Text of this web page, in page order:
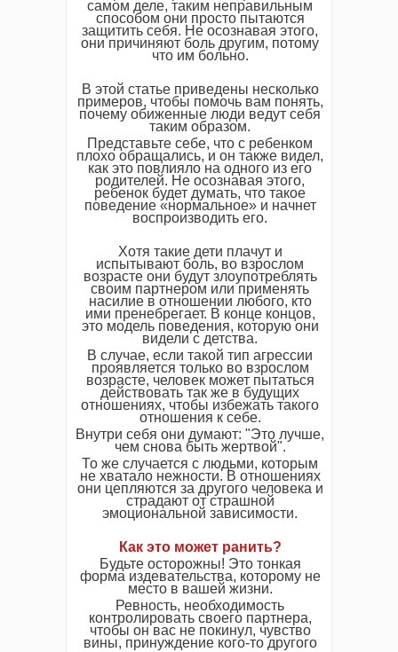
самом деле, таким неправильным
способом они просто пытаются
защитить себя. Не осознавая этого,
они причиняют боль другим, потому
что им больно.
В этой статье приведены несколько
примеров, чтобы помочь вам понять,
почему обиженные люди ведут себя
таким образом.
Представьте себе, что с ребенком
плохо обращались, и он также видел,
как это повлияло на одного из его
родителей. Не осознавая этого,
ребенок будет думать, что такое
поведение «нормальное» и начнет
воспроизводить его.
Хотя такие дети плачут и
испытывают боль, во взрослом
возрасте они будут злоупотреблять
своим партнером или применять
насилие в отношении любого, кто
ими пренебрегает. В конце концов,
это модель поведения, которую они
видели с детства.
В случае, если такой тип агрессии
проявляется только во взрослом
возрасте, человек может пытаться
действовать так же в будущих
отношениях, чтобы избежать такого
отношения к себе.
Внутри себя они думают: "Это лучше,
чем снова быть жертвой".
То же случается с людьми, которым
не хватало нежности. В отношениях
они цепляются за другого человека и
страдают от страшной
эмоциональной зависимости.
Как это может ранить?
Будьте осторожны! Это тонкая
форма издевательства, которому не
место в вашей жизни.
Ревность, необходимость
контролировать своего партнера,
чтобы он вас не покинул, чувство
вины, принуждение кого-то другого